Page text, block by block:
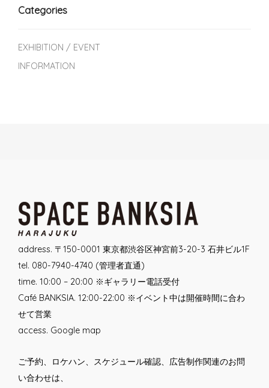
Categories
EXHIBITION / EVENT
INFORMATION
address. 〒150-0001 東京都渋谷区神宮前3-20-3 石井ビル1F
tel. 080-7940-4740 (管理者直通)
time. 10:00 – 20:00 ※ギャラリー電話受付
Café BANKSIA. 12:00-22:00 ※イベント中は開催時間に合わ
せて営業
access. Google map
ご予約、ロケハン、スケジュール確認、広告制作関連のお問
い合わせは、